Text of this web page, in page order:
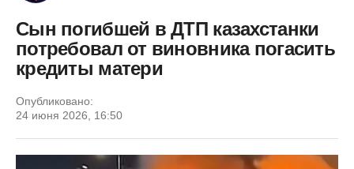
Сын погибшей в ДТП казахстанки
потребовал от виновника погасить
кредиты матери
Опубликовано:
24 июня 2026, 16:50